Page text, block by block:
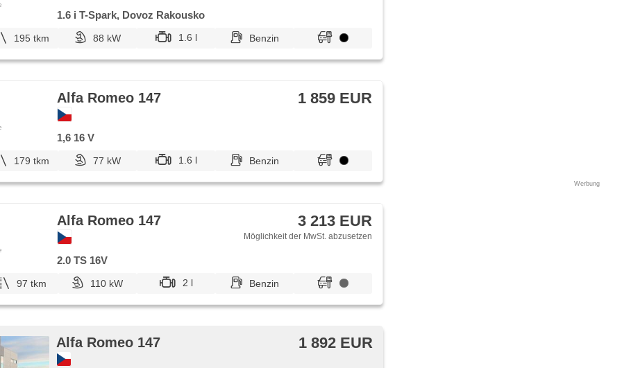
1.6 i T-Spark, Dovoz Rakousko
195 tkm 88 kW 1.6 l Benzin
Alfa Romeo 147 1 859 EUR
1,6 16 V
179 tkm 77 kW 1.6 l Benzin
Alfa Romeo 147 3 213 EUR
Möglichkeit der MwSt. abzusetzen
2.0 TS 16V
97 tkm 110 kW 2 l Benzin
Alfa Romeo 147 1 892 EUR
Werbung